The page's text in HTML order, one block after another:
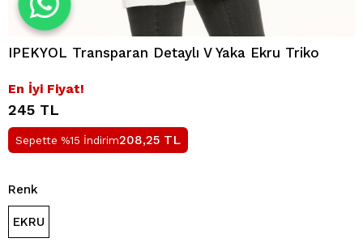
IPEKYOL Transparan Detaylı V Yaka Ekru Triko
En İyi Fiyat!
245 TL
Sepette %15 İndirim208,25 TL
Renk
EKRU